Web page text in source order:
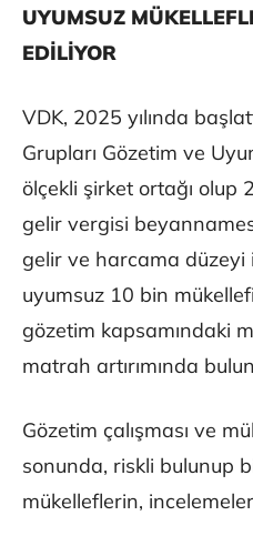
UYUMSUZ
EDİLİYOR
VDK, 2025 yılında
Grupları Gözetim ve
ölçekli şirket ortağı
gelir vergisi
gelir ve harcama düzeyi
uyumsuz 10 bin
gözetim kapsamındaki
matrah artırımında
Gözetim çalışması ve
sonunda, riskli bulunup
mükelleflerin,